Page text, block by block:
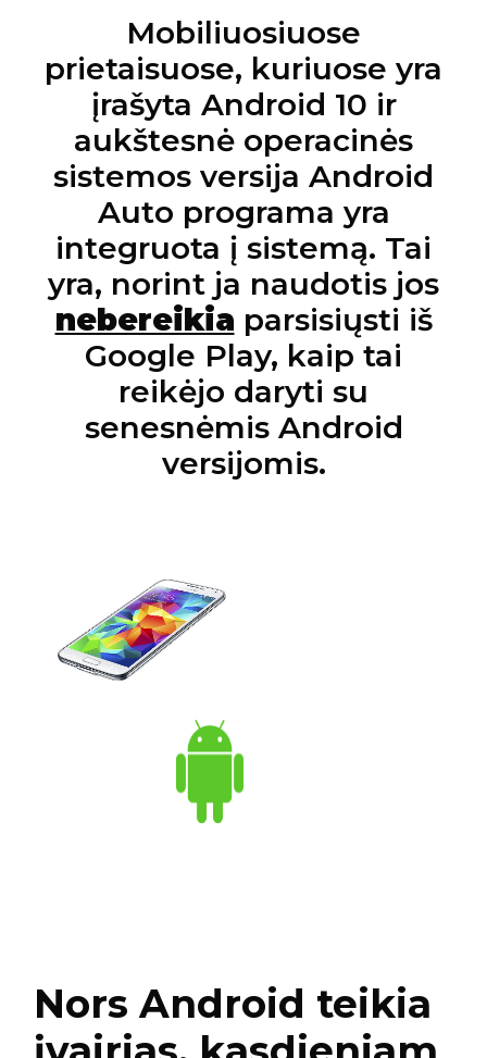
Mobiliuosiuose
prietaisuose, kuriuose yra
įrašyta Android 10 ir
aukštesnė operacinės
sistemos versija Android
Auto programa yra
integruota į sistemą. Tai
yra, norint ja naudotis jos
nebereikia parsisiųsti iš
Google Play, kaip tai
reikėjo daryti su
senesnėmis Android
versijomis.
Nors Android teikia